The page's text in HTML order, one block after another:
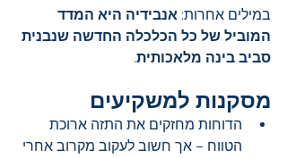
במילים אחרות: אנבידיה היא המדד
המוביל של כל הכלכלה החדשה שנבנית
סביב בינה מלאכותית.
מסקנות למשקיעים
הדוחות מחזקים את התזה ארוכת
הטווח – אך חשוב לעקוב מקרוב אחרי